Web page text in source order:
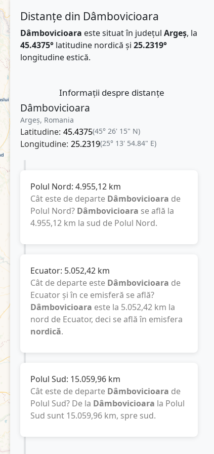
Distanțe din Dâmbovicioara
Dâmbovicioara este situat în județul Argeș, la
45.4375°latitudine nordică și 25.2319°
longitudine estică.
Informații despre distanțe
Dâmbovicioara
Argeș, Romania
Latitudine: 45.4375(45° 26' 15" N)
Longitudine: 25.2319(25° 13' 54.84" E)
Polul Nord: 4.955,12 km
Cât este de departe Dâmbovicioara de
Polul Nord? Dâmbovicioara se află la
4.955,12 km la sud de Polul Nord.
Ecuator: 5.052,42 km
Cât de departe este Dâmbovicioara de
Ecuator și în ce emisferă se află?
Dâmbovicioara este la 5.052,42 km la
nord de Ecuator, deci se află în emisfera
nordică.
Polul Sud: 15.059,96 km
Cât este de departe Dâmbovicioara de
Polul Sud? De la Dâmbovicioara la Polul
Sud sunt 15.059,96 km, spre sud.